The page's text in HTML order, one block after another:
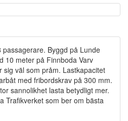
Byggd på Lunde
10 meter på Finnboda Varv
sig väl som pråm. Lastkapacitet
med fribordskrav på 300 mm.
sannolikhet lasta betydligt mer.
Trafikverket som ber om bästa